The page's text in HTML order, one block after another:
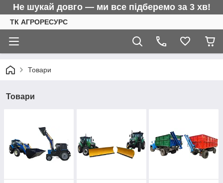
Не шукай довго — ми все підберемо за 3 хв!
ТК АГРОРЕСУРС
Товари
Товари